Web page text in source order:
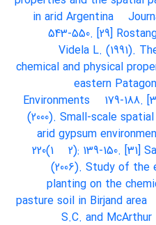
in arid Argentina
543-550. [29]
Videla L. (1991).
chemical and physical
eastern
Environments
179-188.
(2000). Small-scale
arid gypsum
220(1
2): 139-150. [31]
(2006). Study of
planting on the
pasture soil in Birjand area
S.C. and McArthur